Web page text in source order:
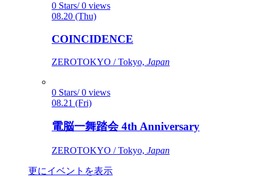
0 Stars/ 0 views
08.20 (Thu)
COINCIDENCE
ZEROTOKYO / Tokyo, Japan
0 Stars/ 0 views
08.21 (Fri)
電脳一舞踏会 4th Anniversary
ZEROTOKYO / Tokyo, Japan
更にイベントを表示